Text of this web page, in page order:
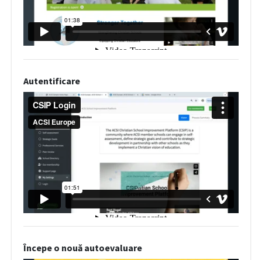
Autentificare
Începe o nouă autoevaluare